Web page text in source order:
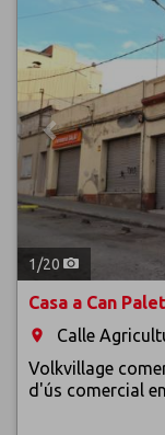
1/20
Casa a Can
room
Calle
Volkvillage
d'ús comercial